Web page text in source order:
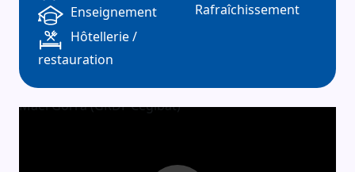
Enseignement
Hôtellerie /
restauration
Rafraîchissement